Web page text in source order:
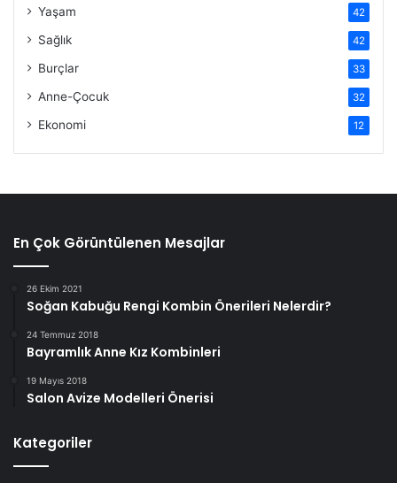
Yaşam 42
Sağlık 42
Burçlar 33
Anne-Çocuk 32
Ekonomi 12
En Çok Görüntülenen Mesajlar
26 Ekim 2021
Soğan Kabuğu Rengi Kombin Önerileri Nelerdir?
24 Temmuz 2018
Bayramlık Anne Kız Kombinleri
19 Mayıs 2018
Salon Avize Modelleri Önerisi
Kategoriler